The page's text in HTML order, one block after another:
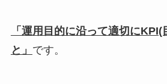
「運用目的に沿って適切に
と」 です。